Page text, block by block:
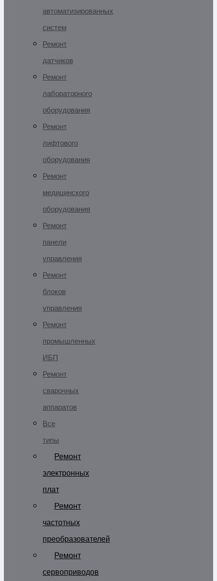
автоматизированных
систем
Ремонт
датчиков
Ремонт
лабораторного
оборудования
Ремонт
лифтового
оборудования
Ремонт
медицинского
оборудования
Ремонт
панели
управления
Ремонт
блоков
управления
Ремонт
промышленных
ИБП
Ремонт
сварочных
аппаратов
Все
типы
Ремонт
электронных
плат
Ремонт
частотных
преобразователей
Ремонт
сервоприводов